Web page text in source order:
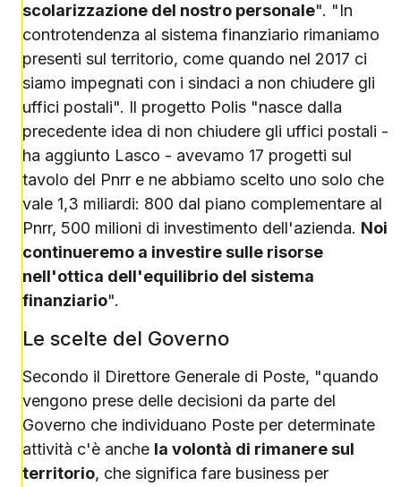
scolarizzazione del nostro personale". "In
controtendenza al sistema finanziario rimaniamo
presenti sul territorio, come quando nel 2017 ci
siamo impegnati con i sindaci a non chiudere gli
uffici postali". Il progetto Polis "nasce dalla
precedente idea di non chiudere gli uffici postali -
ha aggiunto Lasco - avevamo 17 progetti sul
tavolo del Pnrr e ne abbiamo scelto uno solo che
vale 1,3 miliardi: 800 dal piano complementare al
Pnrr, 500 milioni di investimento dell'azienda. Noi
continueremo a investire sulle risorse
nell'ottica dell'equilibrio del sistema
finanziario".
Le scelte del Governo
Secondo il Direttore Generale di Poste, "quando
vengono prese delle decisioni da parte del
Governo che individuano Poste per determinate
attività c'è anche la volontà di rimanere sul
territorio, che significa fare business per